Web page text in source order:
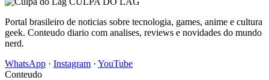
Portal brasileiro de noticias sobre tecnologia, games, anime e cultura
geek. Conteudo diario com analises, reviews e novidades do mundo
nerd.
WhatsApp · Instagram · YouTube
Conteudo